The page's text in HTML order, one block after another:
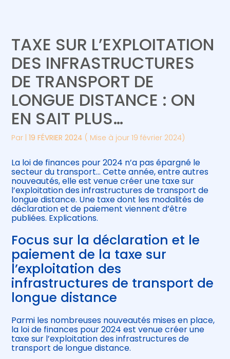
Gérer votre quotidien
Piloter votre entreprise
Développer votre entreprise
Construire votre patrimoine
Être prêt pour la facturation
électronique
Suivre votre comptabilité
Gérer vos ressources humaines
TAXE SUR L’EXPLOITATION
DES INFRASTRUCTURES
DE TRANSPORT DE
LONGUE DISTANCE : ON
EN SAIT PLUS…
Par |19 FÉVRIER 2024 ( Mise à jour 19 février 2024)
La loi de finances pour 2024 n’a pas épargné le
secteur du transport… Cette année, entre autres
nouveautés, elle est venue créer une taxe sur
l’exploitation des infrastructures de transport de
longue distance. Une taxe dont les modalités de
déclaration et de paiement viennent d’être
publiées. Explications.
Focus sur la déclaration et le
paiement de la taxe sur
l’exploitation des
infrastructures de transport de
longue distance
Parmi les nombreuses nouveautés mises en place,
la loi de finances pour 2024 est venue créer une
taxe sur l’exploitation des infrastructures de
transport de longue distance.